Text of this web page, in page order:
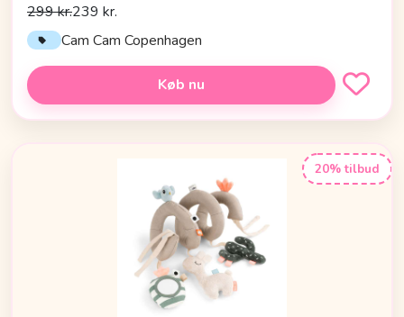
299 kr.239 kr.
Cam Cam Copenhagen
Køb nu
20% tilbud